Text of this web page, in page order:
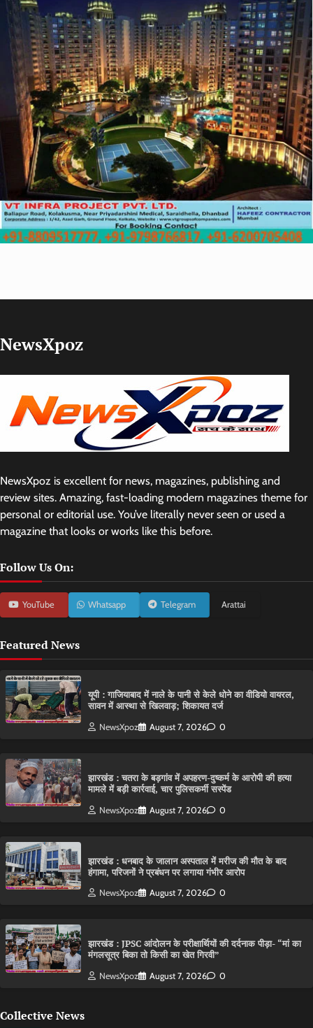
NewsXpoz
NewsXpoz is excellent for news, magazines, publishing and
review sites. Amazing, fast-loading modern magazines theme for
personal or editorial use. You’ve literally never seen or used a
magazine that looks or works like this before.
Follow Us On:
YouTube Whatsapp Telegram Arattai
Featured News
यूपी : गाजियाबाद में नाले के पानी से केले धोने का वीडियो वायरल,
सावन में आस्था से खिलवाड़; शिकायत दर्ज
NewsXpoz August 7, 2026 0
झारखंड : चतरा के बड़गांव में अपहरण-दुष्कर्म के आरोपी की हत्या
मामले में बड़ी कार्रवाई, चार पुलिसकर्मी सस्पेंड
NewsXpoz August 7, 2026 0
झारखंड : धनबाद के जालान अस्पताल में मरीज की मौत के बाद
हंगामा, परिजनों ने प्रबंधन पर लगाया गंभीर आरोप
NewsXpoz August 7, 2026 0
झारखंड : JPSC आंदोलन के परीक्षार्थियों की दर्दनाक पीड़ा- “मां का
मंगलसूत्र बिका तो किसी का खेत गिरवी”
NewsXpoz August 7, 2026 0
Collective News